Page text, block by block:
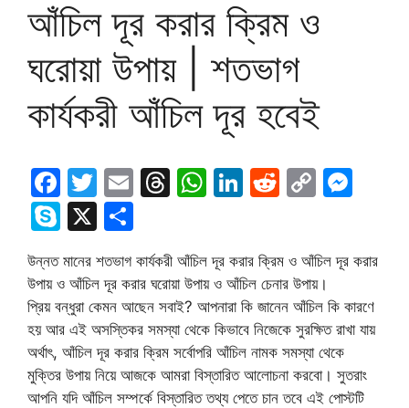
আঁচিল দূর করার ক্রিম ও
ঘরোয়া উপায় | শতভাগ
কার্যকরী আঁচিল দূর হবেই
F
a
c
e
b
o
o
k
T
w
itt
er
E
l
T
a
d
s
W
s
A
p
p
Li
e
dI
n
R
di
t
C
y
Li
n
k
s
e
n
er
S
y
p
e
X
ar
e
উন্নত মানের শতভাগ কার্যকরী আঁচিল দূর করার ক্রিম ও আঁচিল দূর করার
উপায় ও আঁচিল দূর করার ঘরোয়া উপায় ও আঁচিল চেনার উপায়।
প্রিয় বন্ধুরা কেমন আছেন সবাই? আপনারা কি জানেন আঁচিল কি কারণে
হয় আর এই অসস্তিকর সমস্যা থেকে কিভাবে নিজেকে সুরক্ষিত রাখা যায়
অর্থাৎ, আঁচিল দূর করার ক্রিম সর্বোপরি আঁচিল নামক সমস্যা থেকে
মুক্তির উপায় নিয়ে আজকে আমরা বিস্তারিত আলোচনা করবো। সুতরাং
আপনি যদি আঁচিল সম্পর্কে বিস্তারিত তথ্য পেতে চান তবে এই পোস্টটি